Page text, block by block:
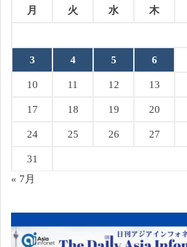
月 火 水 木
3 4 5 6
10 11 12 13
17 18 19 20
24 25 26 27
31
« 7月